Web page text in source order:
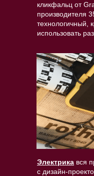
кликфальц от
производителя
технологичный,
использовать
Электрика вся
с дизайн-